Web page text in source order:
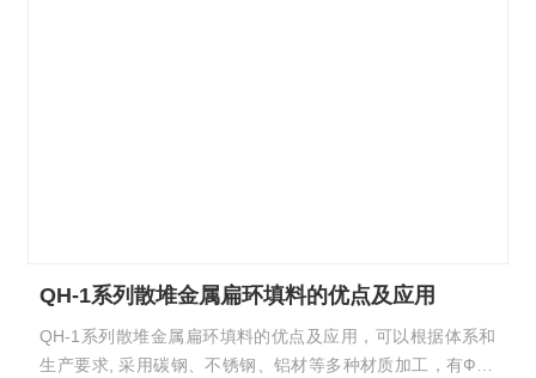
QH-1系列散堆金属扁环填料的优点及应用
QH-1系列散堆金属扁环填料的优点及应用，可以根据体系和
生产要求, 采用碳钢、不锈钢、铝材等多种材质加工，有Ф25